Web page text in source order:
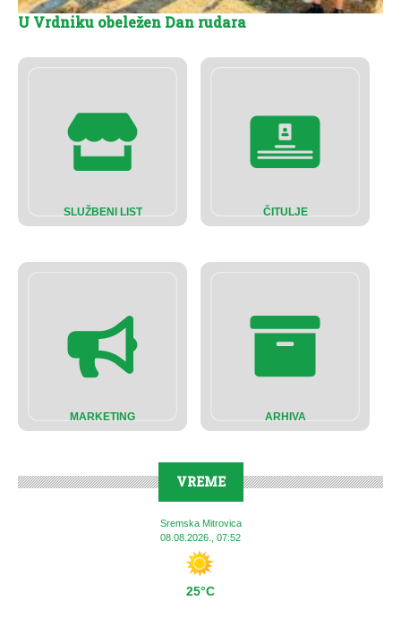
SLUŽBENI LIST ČITULJE
MARKETING ARHIVA
VREME
Sremska Mitrovica
08.08.2026., 07:52
25°C
U Vrdniku obeležen Dan rudara